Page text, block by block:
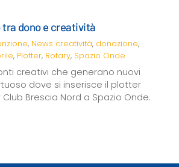
dono e creatività
, News creatività, donazione,
, Plotter, Rotary, Spazio Onde
creativi che generano nuovi
dove si inserisce il plotter
Brescia Nord a Spazio Onde.